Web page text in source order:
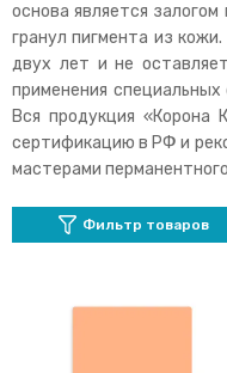
основа является
гранул пигмента из
двух лет и не
применения
Вся продукция
сертификацию в РФ и
мастерами
Фильтр товаров